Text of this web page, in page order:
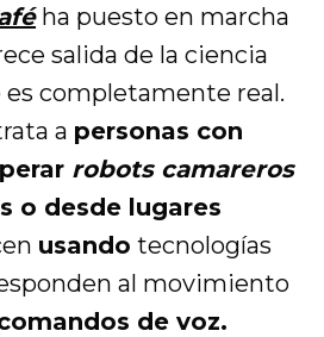
ha puesto en marcha
salida de la ciencia
completamente real.
a personas con
robots camareros
o desde lugares
usando tecnologías
al movimiento
de voz.